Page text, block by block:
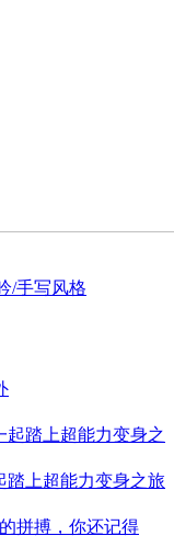
/手写风格
踏上超能力变身之旅